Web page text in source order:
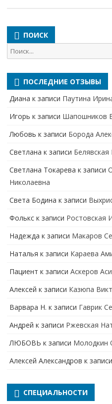
ПОИСК
Поиск
для:
ПОСЛЕДНИЕ ОТЗЫВЫ
Диана к записи Паутина
Игорь к записи Шапошников
Любовь к записи Борода
Светлана к записи
Cветлана Токарева к записи
Николаевна
Света Бодина к записи
Фолькс к записи Ростовская
Надежда к записи Макаров
Наталья к записи Караева
Пациент к записи Аскеров
Алексей к записи Казюпа
Варвара Н. к записи Гаврик
Андрей к записи Ржевская
ЛЮБОВЬ к записи Молодкин
Алексей Александров к записи
СПЕЦИАЛЬНОСТИ